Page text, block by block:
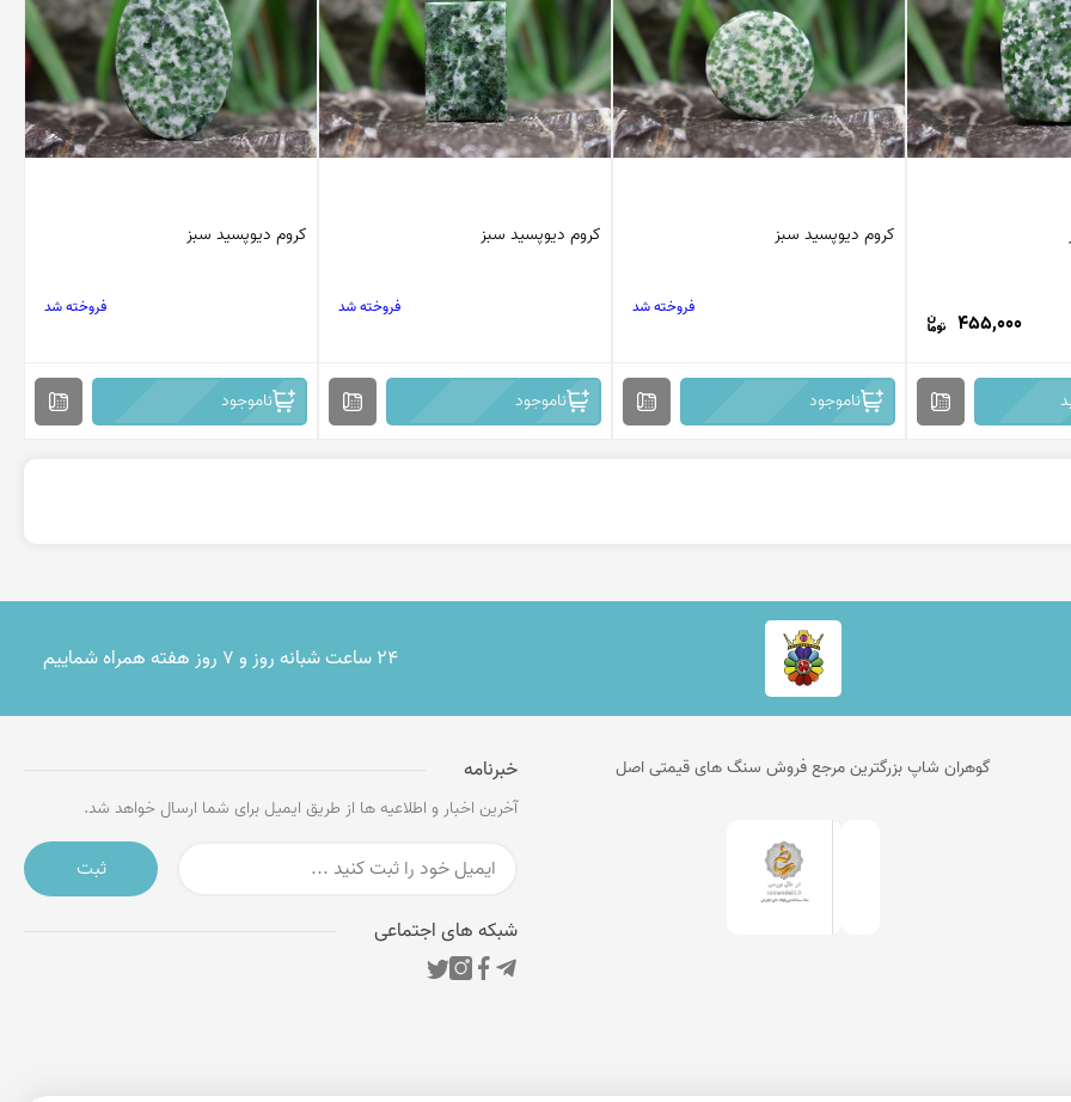
455,000
کروم دیوپسید سبز
فروخته شد
ناموجود
کروم دیوپسید سبز
فروخته شد
ناموجود
کروم دیوپسید سبز
فروخته شد
ناموجود
۲۴ ساعت شبانه روز و ۷ روز هفته همراه شماییم
گوهران شاپ بزرگترین مرجع فروش سنگ های قیمتی اصل خبرنامه
آخرین اخبار و اطلاعیه ها از طریق ایمیل برای شما ارسال خواهد شد.
ثبت
شبکه های اجتماعی